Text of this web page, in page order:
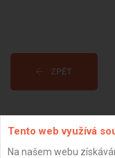
ZPĚT
Tento web využívá
Na našem webu